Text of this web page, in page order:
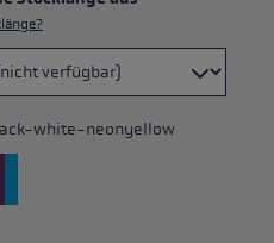
white-neonyellow